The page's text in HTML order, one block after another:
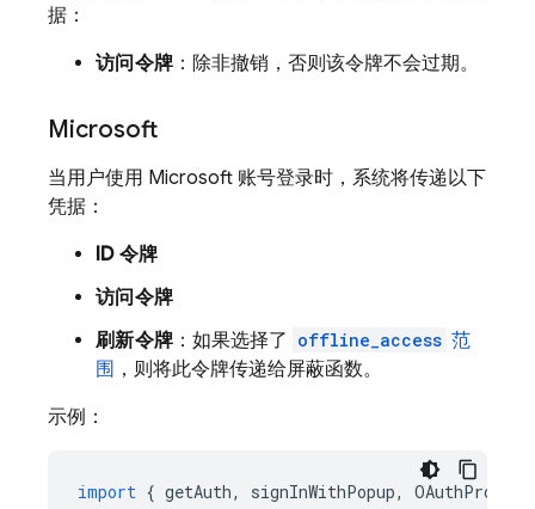
据：
访问令牌 ：除非撤销，否则该令牌不会过期。
Microsoft
当用户使用 Microsoft 账号登录时，系统将传递以下
凭据：
ID 令牌
访问令牌
刷新令牌 ：如果选择了 offline_access 范
围 ，则将此令牌传递给屏蔽函数。
示例：
import { getAuth, signInWithPopup,